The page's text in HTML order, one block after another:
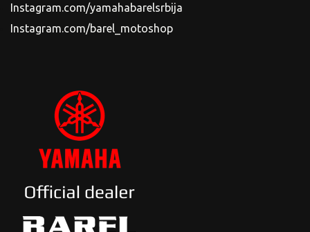
Instagram.com/yamahabarelsrbija
Instagram.com/barel_motoshop